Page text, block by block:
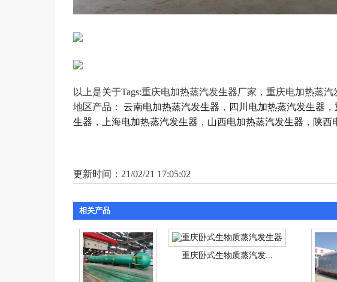
以上是关于Tags:重庆电加热蒸汽发生器厂家，重庆电加热蒸
地区产品： 云南电加热蒸汽发生器 ， 四川电加热蒸汽发生器 ，
生器 ， 上海电加热蒸汽发生器 ， 山西电加热蒸汽发生器 ， 陕西
更新时间：21/02/21 17:05:02
相关产品
重庆卧式生物质蒸汽发...